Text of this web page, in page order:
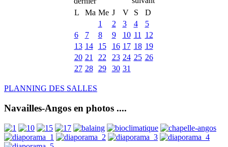
L
Ma Me J V S
D
1
2 3 4
5
6
7 8 9 10 11
12
13 14 15 16 17 18 19
20 21 22 23 24 25 26
27 28 29 30 31
PLANNING DES SALLES
Navailles-Angos en photos ....